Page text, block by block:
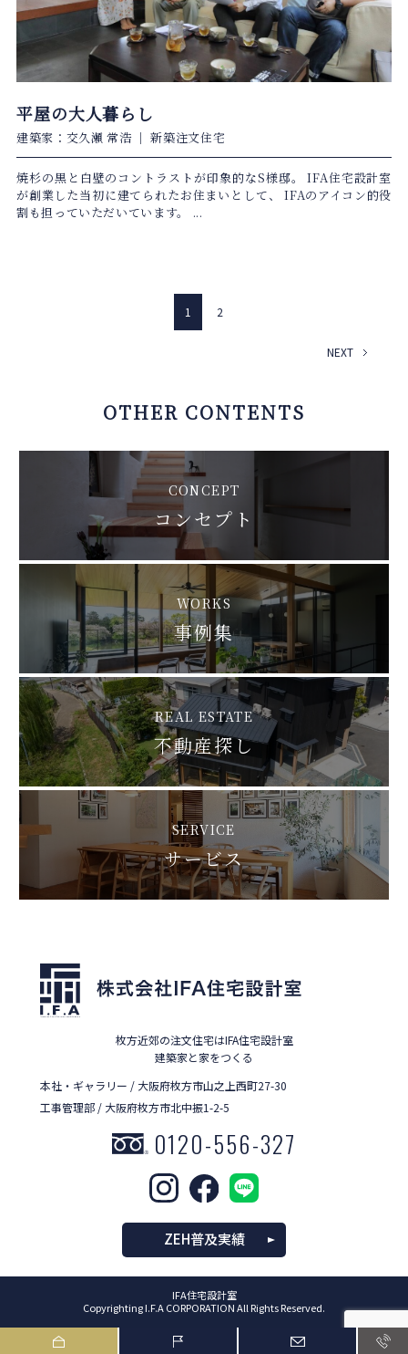
平屋の大人暮らし
建築家：交久瀬 常浩｜新築注文住宅
焼杉の黒と白壁のコントラストが印象的なS様邸。 IFA住宅設計室
が創業した当初に建てられたお住まいとして、 IFAのアイコン的役
割も担っていただいています。 ...
1 2
NEXT
OTHER CONTENTS
CONCEPT
コンセプト
WORKS
事例集
REAL ESTATE
不動産探し
SERVICE
サービス
枚方近郊の注文住宅はIFA住宅設計室
建築家と家をつくる
本社・ギャラリー / 大阪府枚方市山之上西町27-30
工事管理部 / 大阪府枚方市北中振1-2-5
0120-556-327
ZEH普及実績
IFA住宅設計室
Copyrighting I.F.A CORPORATION All Rights Reserved.